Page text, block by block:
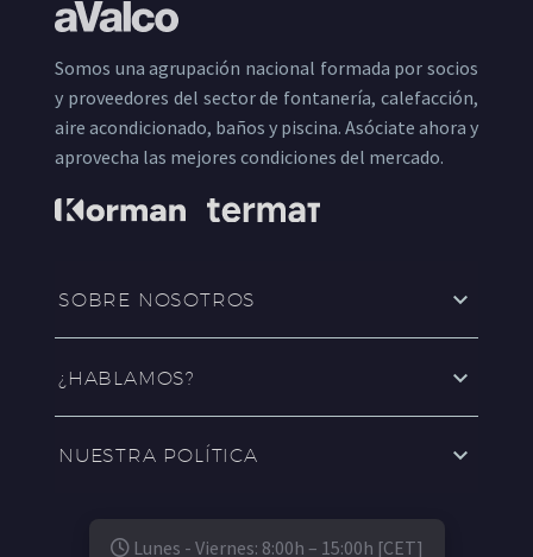
Somos una agrupación nacional formada por socios
y proveedores del sector de fontanería, calefacción,
aire acondicionado, baños y piscina. Asóciate ahora y
aprovecha las mejores condiciones del mercado.
SOBRE NOSOTROS
¿HABLAMOS?
NUESTRA POLÍTICA
Lunes - Viernes: 8:00h – 15:00h [CET]